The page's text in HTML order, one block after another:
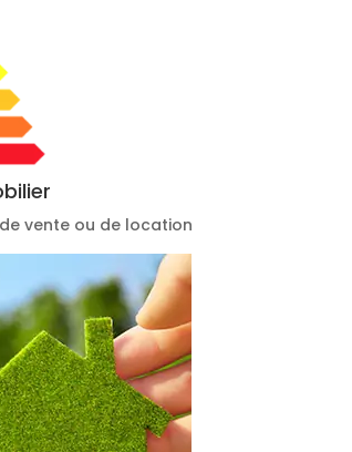
vente ou de location